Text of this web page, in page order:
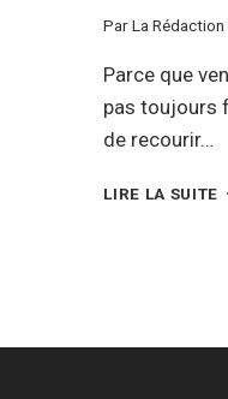
Par La Rédaction
Parce que
pas toujours
de recourir…
LIRE LA SUITE